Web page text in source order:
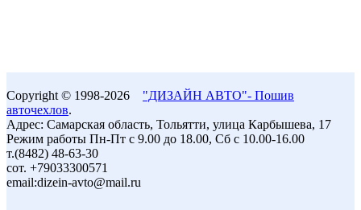
Copyright © 1998-2026 "ДИЗАЙН АВТО"- Пошив
авточехлов.
Адрес: Самарская область, Тольятти, улица Карбышева, 17
Режим работы Пн-Пт с 9.00 до 18.00, Сб с 10.00-16.00
т.(8482) 48-63-30
сот. +79033300571
email:dizein-avto@mail.ru